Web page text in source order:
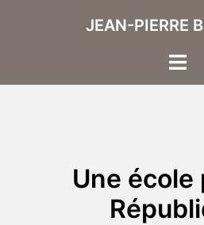
JEAN-PIERRE
Une école